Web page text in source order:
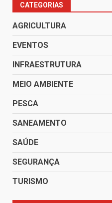
CATEGORIAS
AGRICULTURA
EVENTOS
INFRAESTRUTURA
MEIO AMBIENTE
PESCA
SANEAMENTO
SAÚDE
SEGURANÇA
TURISMO